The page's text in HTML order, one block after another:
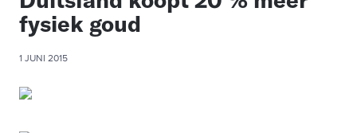
fysiek goud
1 JUNI 2015